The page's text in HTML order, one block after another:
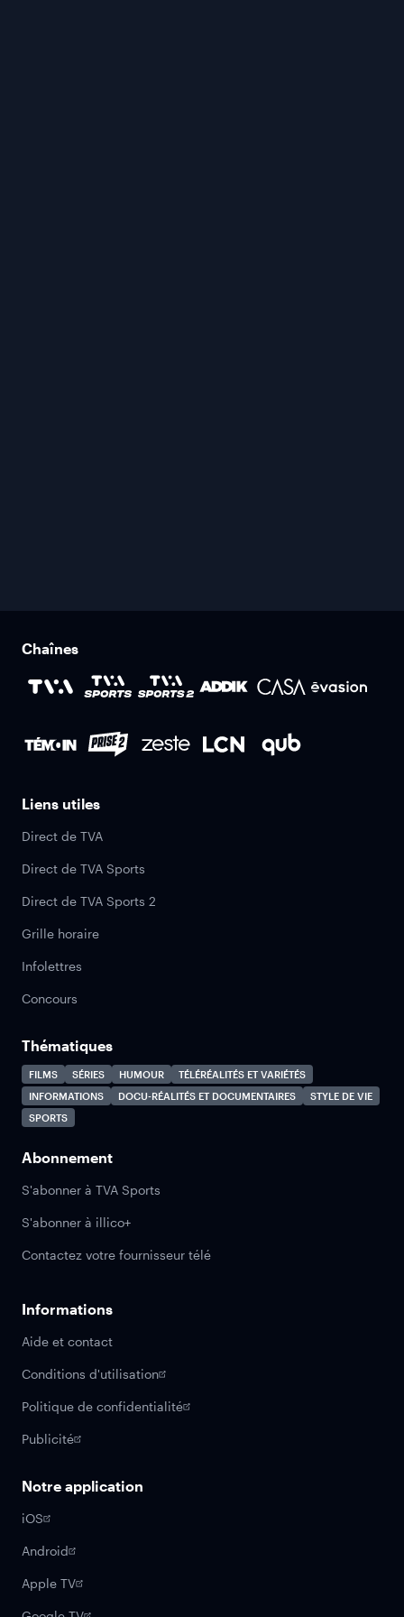
Chaînes
Liens utiles
Direct de TVA
Direct de TVA Sports
Direct de TVA Sports 2
Grille horaire
Infolettres
Concours
Thématiques
FILMS SÉRIES HUMOUR
TÉLÉRÉALITÉS ET VARIÉTÉS
INFORMATIONS
DOCU-RÉALITÉS ET DOCUMENTAIRES
STYLE DE VIE
SPORTS
Abonnement
S'abonner à TVA Sports
S'abonner à illico+
Contactez votre fournisseur télé
Informations
Aide et contact
Conditions d'utilisation
Politique de confidentialité
Publicité
Notre application
iOS
Android
Apple TV